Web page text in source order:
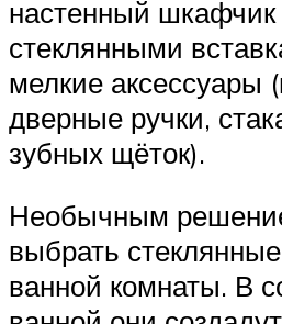
настенный шкафчик
стеклянными
мелкие
дверные ручки,
зубных щёток).
Необычным
выбрать
ванной комнаты. В